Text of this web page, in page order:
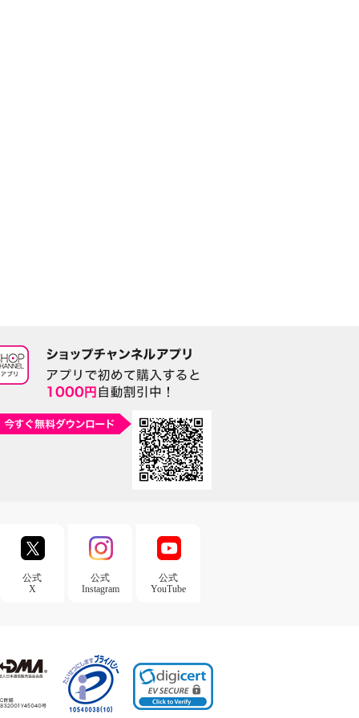
公式
X
公式
Instagram
公式
YouTube